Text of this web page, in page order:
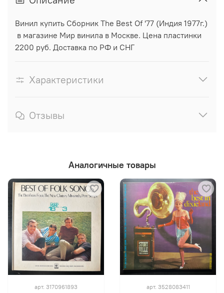
Винил купить Сборник The Best Of '77 (Индия 1977г.)
в магазине Мир винила в Москве. Цена пластинки
2200 руб. Доставка по РФ и СНГ
Характеристики
Отзывы
Аналогичные товары
арт. 3170961893 арт. 3528083411